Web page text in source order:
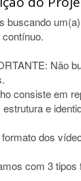
buscando
Não
consiste em
estrutura e
dos
com 3